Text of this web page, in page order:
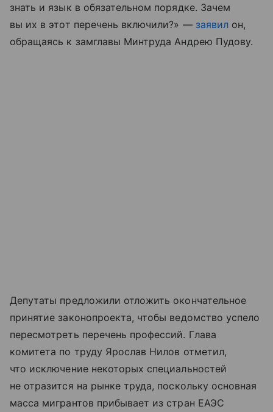
знать и язык в обязательном порядке. Зачем
вы их в этот перечень включили?» — заявилон,
обращаясь к замглавы Минтруда Андрею Пудову.
Депутаты предложили отложить окончательное
принятие законопроекта, чтобы ведомство успело
пересмотреть перечень профессий. Глава
комитета по труду Ярослав Нилов отметил,
что исключение некоторых специальностей
не отразится на рынке труда, поскольку основная
масса мигрантов прибывает из стран ЕАЭС